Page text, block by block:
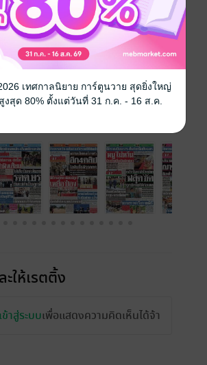
pdf
05 มิถุนายน 2561
24 หน้า
10 บาท
ให้เรตติ้ง
เข้าสู่ระบบเพื่อแสดงความคิดเห็นได้จ้า
เทศกาลนิยาย การ์ตูนวาย สุดยิ่งใหญ่
สุด 80% ตั้งแต่วันที่ 31 ก.ค. - 16 ส.ค.